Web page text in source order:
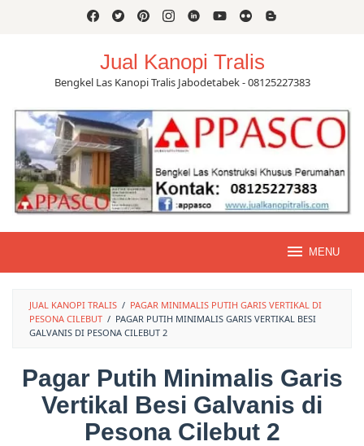
Jual Kanopi Tralis
Bengkel Las Kanopi Tralis Jabodetabek - 08125227383
MENU
JUAL KANOPI TRALIS / PAGAR MINIMALIS PUTIH GARIS VERTIKAL DI
PESONA CILEBUT / PAGAR PUTIH MINIMALIS GARIS VERTIKAL BESI
GALVANIS DI PESONA CILEBUT 2
Pagar Putih Minimalis Garis
Vertikal Besi Galvanis di
Pesona Cilebut 2